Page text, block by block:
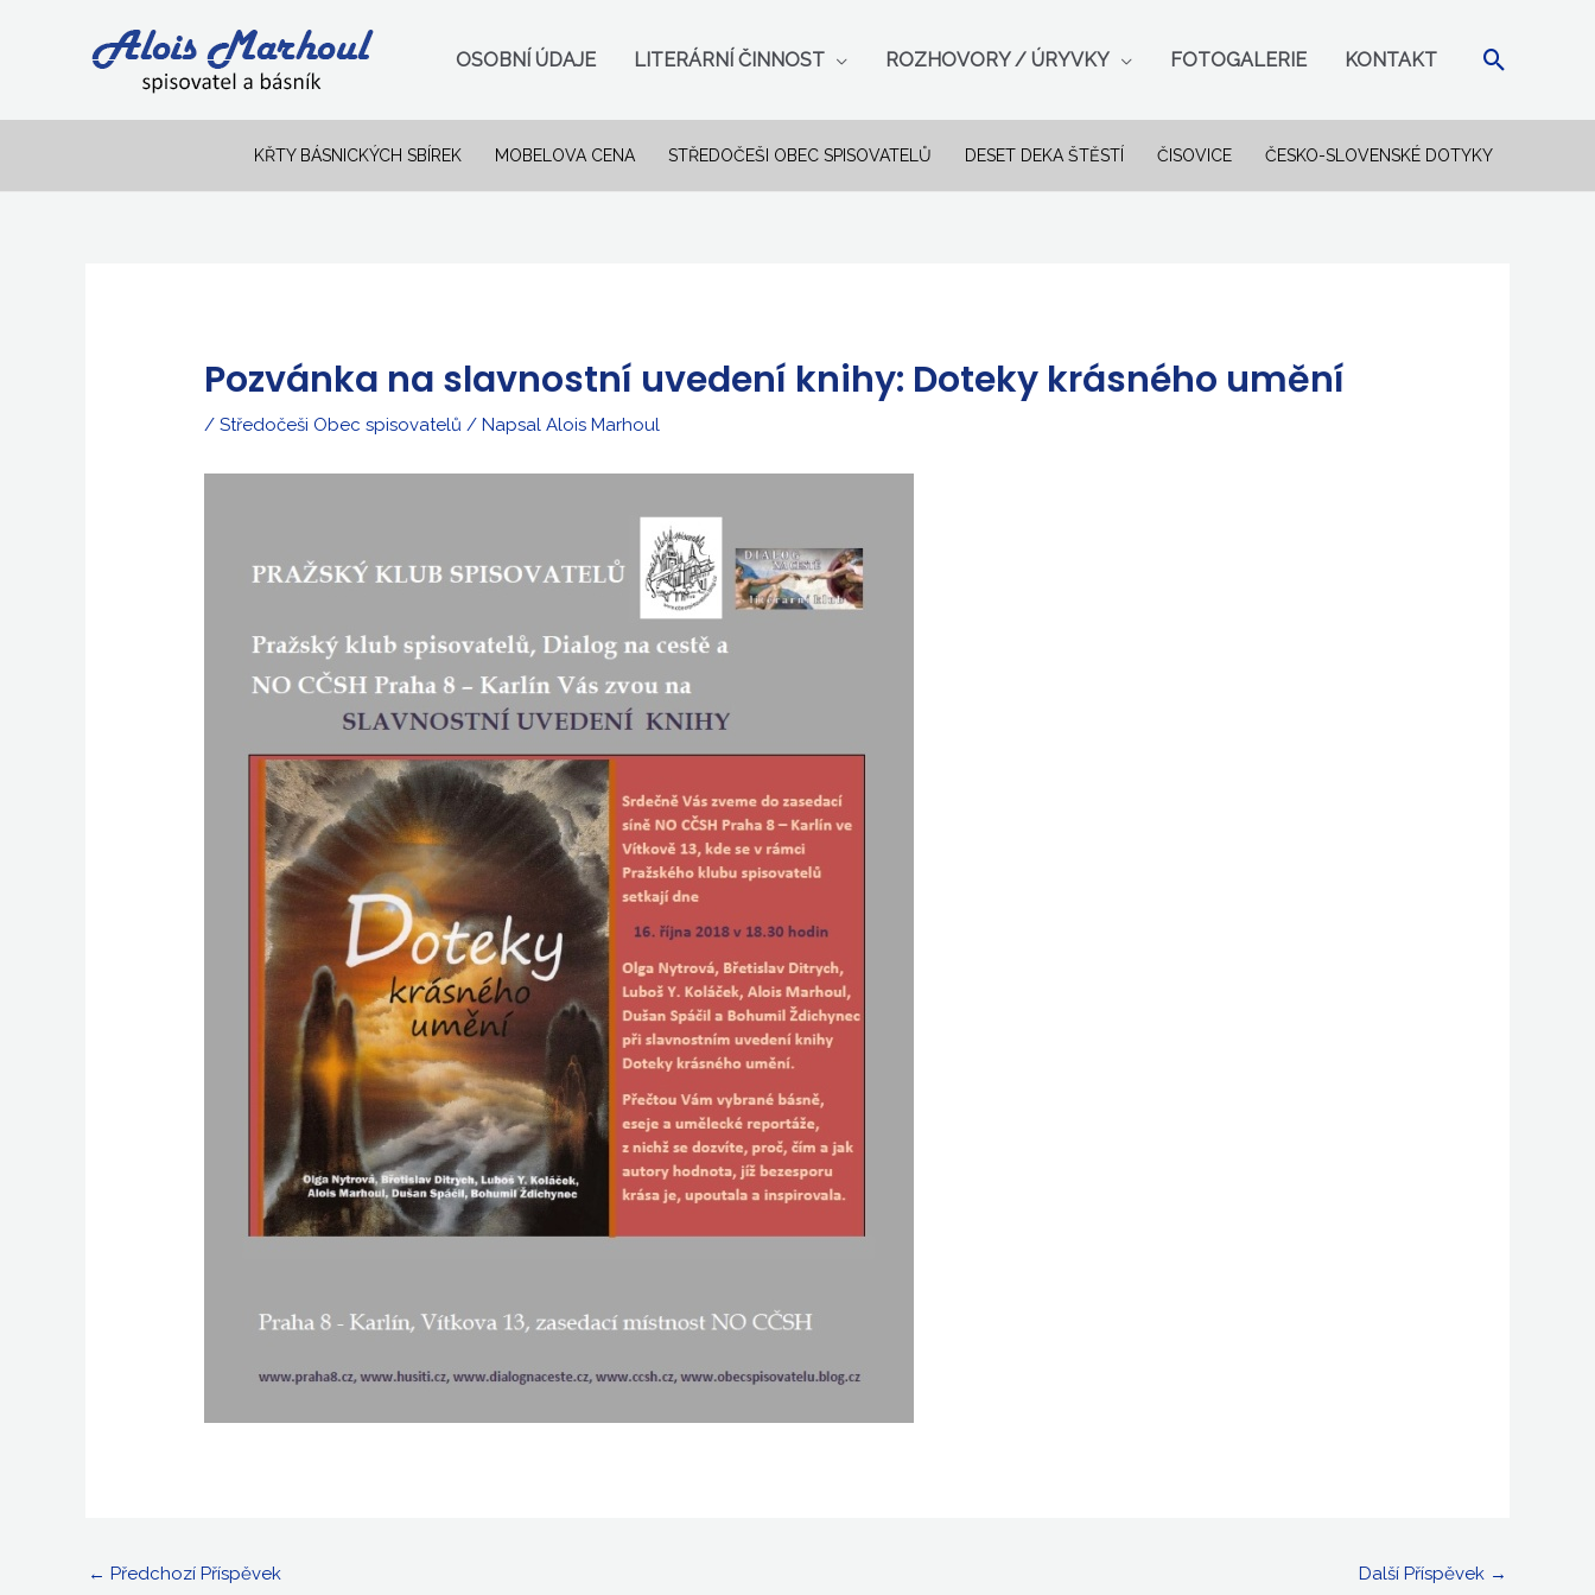
OSOBNÍ ÚDAJE LITERÁRNÍ ČINNOST ROZHOVORY / ÚRYVKY FOTOGALERIE KONTAKT Hledat
KŘTY BÁSNICKÝCH SBÍREK MOBELOVA CENA STŘEDOČEŠI OBEC SPISOVATELŮ DESET DEKA ŠTĚSTÍ ČISOVICE ČESKO-SLOVENSKÉ DOTYKY
Pozvánka na slavnostní uvedení knihy: Doteky krásného umění
/Středočeši Obec spisovatelů / NapsalAlois Marhoul
← Předchozí Příspěvek Další Příspěvek →